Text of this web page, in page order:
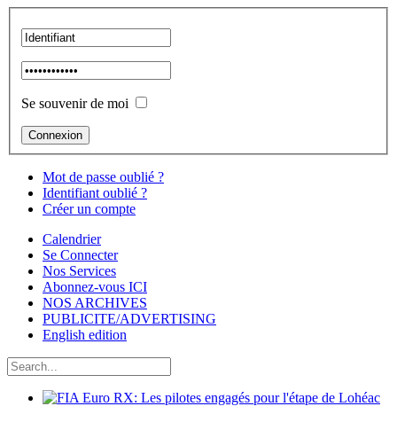
Se souvenir de moi
Mot de passe oublié ?
Identifiant oublié ?
Créer un compte
Calendrier
Se Connecter
Nos Services
Abonnez-vous ICI
NOS ARCHIVES
PUBLICITE/ADVERTISING
English edition